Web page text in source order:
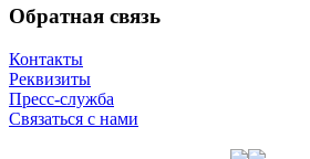
Обратная связь
Контакты
Реквизиты
Пресс-служба
Связаться с нами